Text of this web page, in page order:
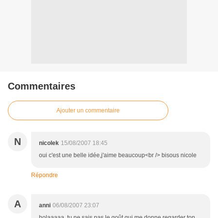
Commentaires
Ajouter un commentaire
N nicolek 15/08/2007 18:45
oui c'est une belle idée,j'aime beaucoup<br /> bisous nicole
Répondre
A anni 06/08/2007 23:07